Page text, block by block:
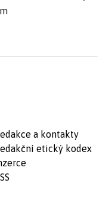
a kontakty
etický kodex